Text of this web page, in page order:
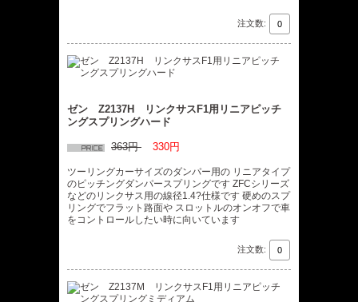
注文数:
ゼン Z2137H リンクサスF1用リニアピッチ
ングスプリングハード
363円 330円
ツーリングカーサイズのダンパー用の リニアタイプ
のピッチングダンパースプリングです ZFCシリーズ
などのリンクサス用の線径1.4?仕様です 硬めのスプ
リングでフラット路面や スロットルのオンオフで車
をコントロールしたい時に向いています
注文数: